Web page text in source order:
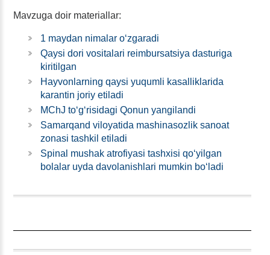
Mavzuga doir materiallar:
1 maydan nimalar oʻzgaradi
Qaysi dori vositalari reimbursatsiya dasturiga
kiritilgan
Hayvonlarning qaysi yuqumli kasalliklarida
karantin joriy etiladi
MChJ toʻgʻrisidagi Qonun yangilandi
Samarqand viloyatida mashinasozlik sanoat
zonasi tashkil etiladi
Spinal mushak atrofiyasi tashхisi qoʻyilgan
bolalar uyda davolanishlari mumkin boʻladi